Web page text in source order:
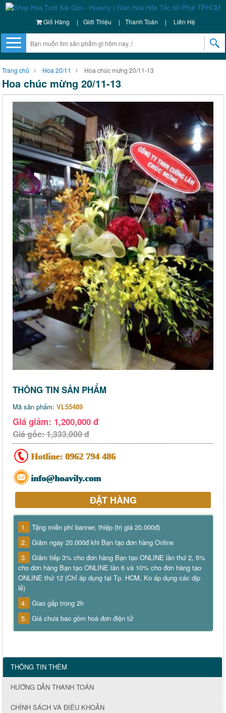
Giỏ Hàng | Giới Thiệu | Thanh Toán | Liên Hệ
Trang chủ Hoa 20/11 Hoa chúc mừng 20/11-13
Hoa chúc mừng 20/11-13
THÔNG TIN SẢN PHẨM
Mã sản phẩm: VL55489
Giá giảm: 1,200,000 đ
Giá gốc: 1,333,000 đ
Hotline: 0962 794 486
info@hoavily.com
ĐẶT HÀNG
1. Tặng miễn phí banner, thiệp (trị giá 20.000đ)
2. Giảm ngay 20.000đ khi Bạn tạo đơn hàng Online
3. Giảm tiếp 3% cho đơn hàng Bạn tạo ONLINE lần thứ 2, 5%
cho đơn hàng Bạn tạo ONLINE lần 6 và 10% cho đơn hàng tạo
ONLINE thứ 12 (Chỉ áp dụng tại Tp. HCM, Ko áp dụng các dịp
lễ)
4. Giao gấp trong 2h
5. Giá chưa bao gồm hoá đơn điện tử
THÔNG TIN THÊM
HƯỚNG DẪN THANH TOÁN
CHÍNH SÁCH VÀ ĐIỀU KHOẢN